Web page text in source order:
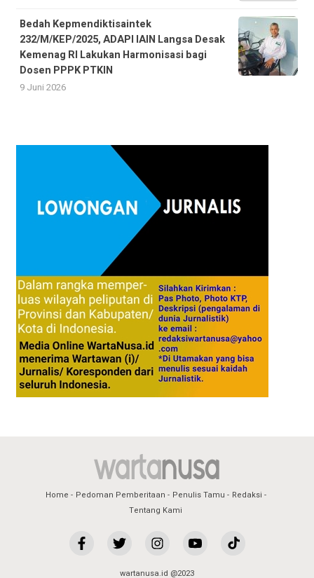
Bedah Kepmendiktisaintek
232/M/KEP/2025, ADAPI IAIN Langsa Desak
Kemenag RI Lakukan Harmonisasi bagi
Dosen PPPK PTKIN
9 Juni 2026
Home Pedoman Pemberitaan Penulis Tamu
Redaksi
Tentang Kami
wartanusa.id @2023